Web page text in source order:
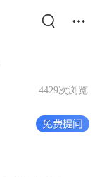
4429次浏览